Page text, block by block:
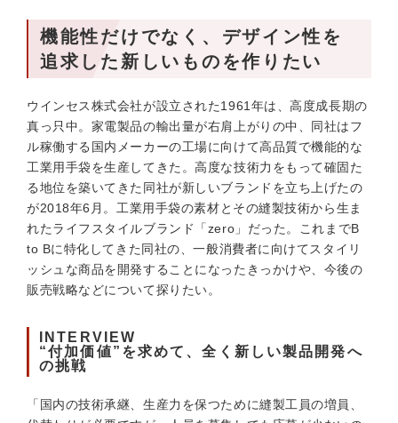
機能性だけでなく、デザイン性を
追求した新しいものを作りたい
ウインセス株式会社が設立された1961年は、高度成長期の
真っ只中。家電製品の輸出量が右肩上がりの中、同社はフ
ル稼働する国内メーカーの工場に向けて高品質で機能的な
工業用手袋を生産してきた。高度な技術力をもって確固た
る地位を築いてきた同社が新しいブランドを立ち上げたの
が2018年6月。工業用手袋の素材とその縫製技術から生ま
れたライフスタイルブランド「zero」だった。これまでB
to Bに特化してきた同社の、一般消費者に向けてスタイリ
ッシュな商品を開発することになったきっかけや、今後の
販売戦略などについて探りたい。
INTERVIEW
“付加価値”を求めて、全く新しい製品開発へ
の挑戦
「国内の技術承継、生産力を保つために縫製工員の増員、